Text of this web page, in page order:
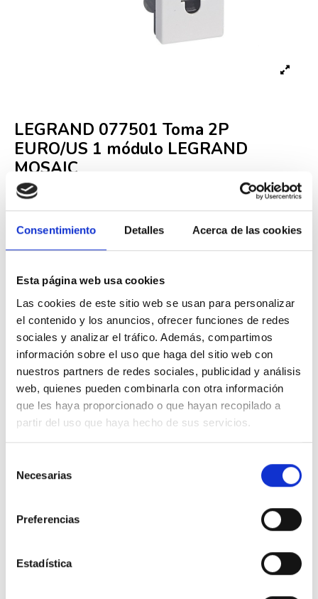
Consentimiento Detalles Acerca de las cookies
Esta página web usa cookies
Las cookies de este sitio web se usan para personalizar
el contenido y los anuncios, ofrecer funciones de redes
sociales y analizar el tráfico. Además, compartimos
información sobre el uso que haga del sitio web con
nuestros partners de redes sociales, publicidad y análisis
web, quienes pueden combinarla con otra información
que les haya proporcionado o que hayan recopilado a
partir del uso que haya hecho de sus servicios.
Necesarias
Preferencias
Estadística
LEGRAND 077501 Toma 2P
EURO/US 1 módulo LEGRAND
MOSAIC
Fuera de stock
3,59 €
Descripción
Toma 2P EURO/US 1 módulo
16 productos en la misma categoría: